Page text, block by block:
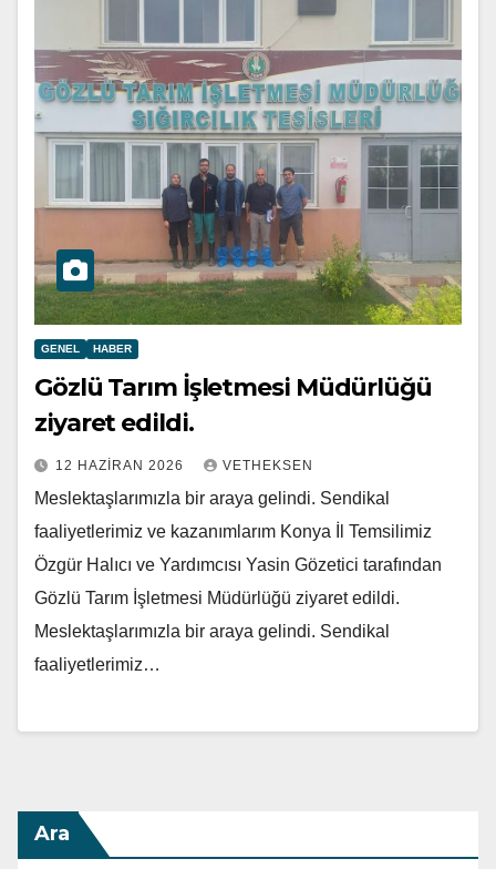
GENEL HABER
Gözlü Tarım İşletmesi Müdürlüğü
ziyaret edildi.
12 HAZIRAN 2026 VETHEKSEN
Meslektaşlarımızla bir araya gelindi. Sendikal
faaliyetlerimiz ve kazanımlarım Konya İl Temsilimiz
Özgür Halıcı ve Yardımcısı Yasin Gözetici tarafından
Gözlü Tarım İşletmesi Müdürlüğü ziyaret edildi.
Meslektaşlarımızla bir araya gelindi. Sendikal
faaliyetlerimiz…
Ara